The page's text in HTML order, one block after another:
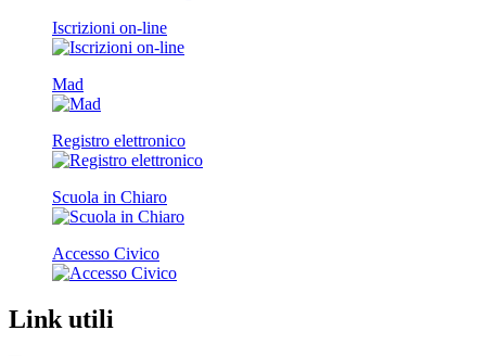
Iscrizioni on-line
Mad
Registro elettronico
Scuola in Chiaro
Accesso Civico
Link utili